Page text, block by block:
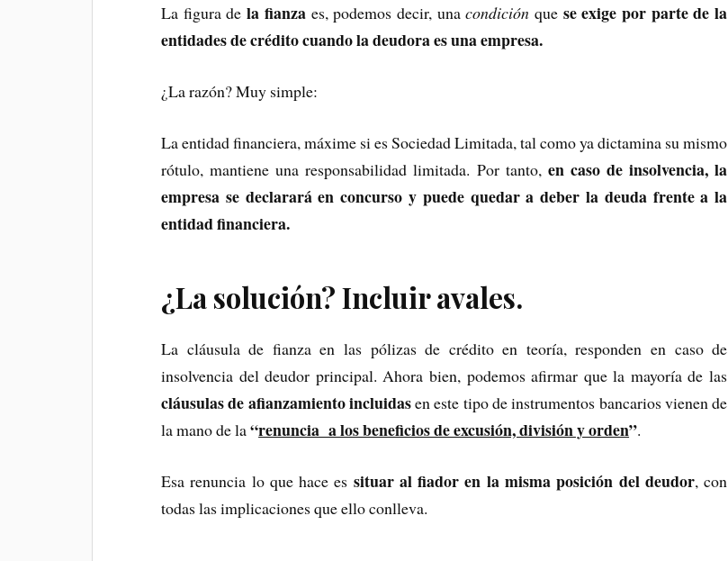
La figura dela fianzaes, podemos decir, unacondición que se exige por parte de la
entidades de crédito cuando la deudora es una empresa.
¿La razón? Muy simple:
La entidad financiera, máxime si es Sociedad Limitada, tal como ya dictamina su mismo
rótulo, mantiene una responsabilidad limitada. Por tanto, en caso de insolvencia, la
empresa se declarará en concurso y puede quedar a deber la deuda frente a la
entidad financiera.
¿La solución? Incluir avales.
La cláusula de fianza en las pólizas de crédito en teoría, responden en caso de
insolvencia del deudor principal. Ahora bien, podemos afirmar que la mayoría de las
cláusulas de afianzamiento incluidasen este tipo de instrumentos bancarios vienen de
la mano de la“renuncia a los beneficios de excusión, división y orden”.
Esa renuncia lo que hace es situar al fiador en la misma posición del deudor, con
todas las implicaciones que ello conlleva.